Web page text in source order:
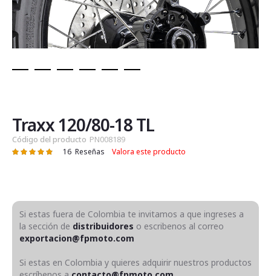
de
la
galería
de
Traxx 120/80-18 TL
Código del producto PN008189
Valoración: 16 Reseñas Valora este producto
Si estas fuera de Colombia te invitamos a que ingreses a
la sección de distribuidores o escribenos al correo
exportacion@fpmoto.com
Si estas en Colombia y quieres adquirir nuestros productos